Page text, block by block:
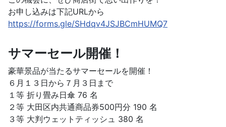
お申し込みは下記URLから
https://forms.gle/SHdqv4JSJBCmHUMQ7
サマーセール開催！
豪華景品が当たるサマーセールを開催！
６月１３日から７月３日まで
１等 折り畳み日傘 76 名
２等 大田区内共通商品券500円分 190 名
３等 大判ウェットティッシュ 380 名